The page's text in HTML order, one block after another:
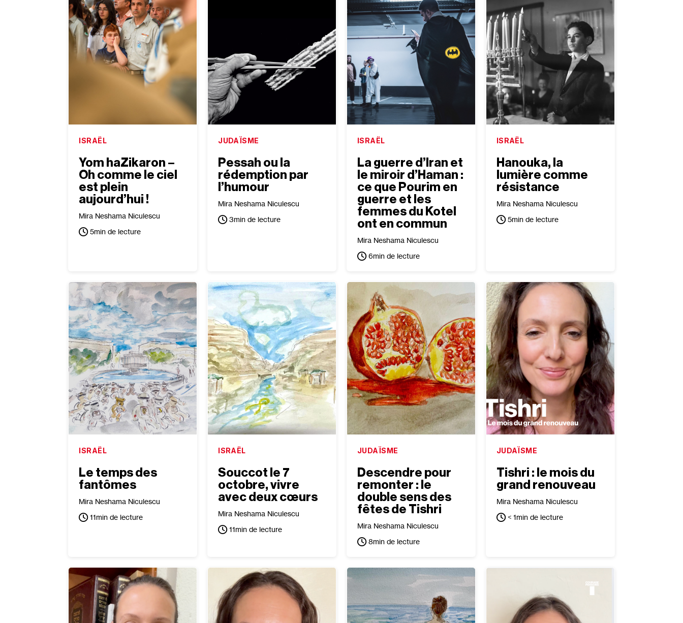
ISRAËL
Yom haZikaron –
Oh comme le ciel
est plein
aujourd’hui !
Mira Neshama Niculescu
5min de lecture
JUDAÏSME
Pessah ou la
rédemption par
l’humour
Mira Neshama Niculescu
3min de lecture
ISRAËL
La guerre d’Iran et
le miroir d’Haman :
ce que Pourim en
guerre et les
femmes du Kotel
ont en commun
Mira Neshama Niculescu
6min de lecture
ISRAËL
Hanouka, la
lumière comme
résistance
Mira Neshama Niculescu
5min de lecture
ISRAËL
Le temps des
fantômes
Mira Neshama Niculescu
11min de lecture
ISRAËL
Souccot le 7
octobre, vivre
avec deux cœurs
Mira Neshama Niculescu
11min de lecture
JUDAÏSME
Descendre pour
remonter : le
double sens des
fêtes de Tishri
Mira Neshama Niculescu
8min de lecture
JUDAÏSME
Tishri : le mois du
grand renouveau
Mira Neshama Niculescu
< 1min de lecture